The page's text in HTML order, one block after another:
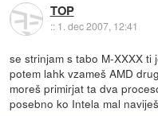
TOP
:: 1. dec 2007, 12:41
se strinjam s tabo M-XXXX
potem lahk vzameš AMD
moreš primirjat ta dva
posebno ko Intela mal